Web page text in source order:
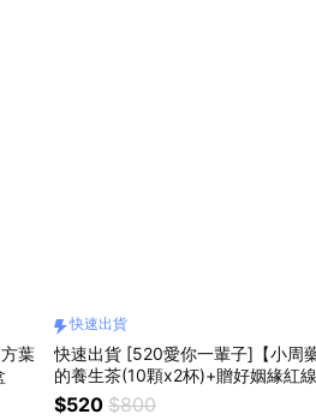
葉
快速出貨
快速出貨 [520愛你一輩子]【小周
的養生茶(10顆x2杯)+贈好姻緣紅
$520 $800